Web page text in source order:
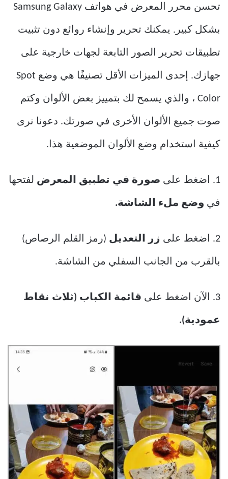
تحسن محرر المعرض في هواتف Samsung Galaxy
بشكل كبير. يمكنك تحرير وإنشاء روائع دون تثبيت
تطبيقات تحرير الصور التابعة لجهات خارجية على
جهازك. إحدى الميزات الأقل تصنيفًا هي وضع Spot
Color ، والذي يسمح لك بتمييز بعض الألوان وكتم
صوت جميع الألوان الأخرى في صورتك. دعونا نرى
كيفية استخدام وضع الألوان الموضعية هذا.
1. اضغط على صورة في تطبيق المعرض لفتحها
في وضع ملء الشاشة.
2. اضغط على زر التعديل (رمز القلم الرصاص)
بالقرب من الجانب السفلي من الشاشة.
3. الآن اضغط على قائمة الكباب (ثلاث نقاط
عمودية).